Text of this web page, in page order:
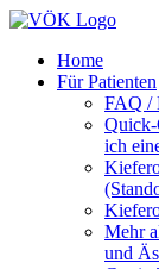
Home
Für Patienten
FAQ /
Quick-
ich
Mehr
und